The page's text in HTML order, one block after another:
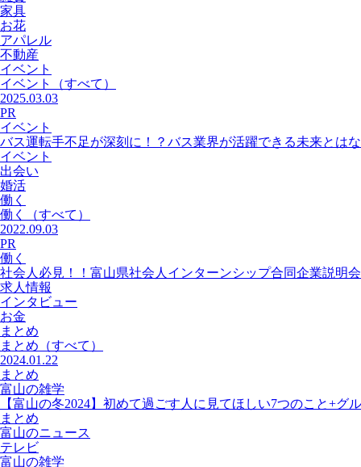
家具
お花
アパレル
不動産
イベント
イベント
（すべて）
2025.03.03
PR
イベント
バス運転手不足が深刻に！？バス業界が活躍できる未来とは
イベント
出会い
婚活
働く
働く
（すべて）
2022.09.03
PR
働く
社会人必見！！富山県社会人インターンシップ合同企業説明会
求人情報
インタビュー
お金
まとめ
まとめ （すべて）
2024.01.22
まとめ
富山の雑学
【富山の冬2024】初めて過ごす人に見てほしい7つのこと+グ
まとめ
富山のニュース
テレビ
富山の雑学